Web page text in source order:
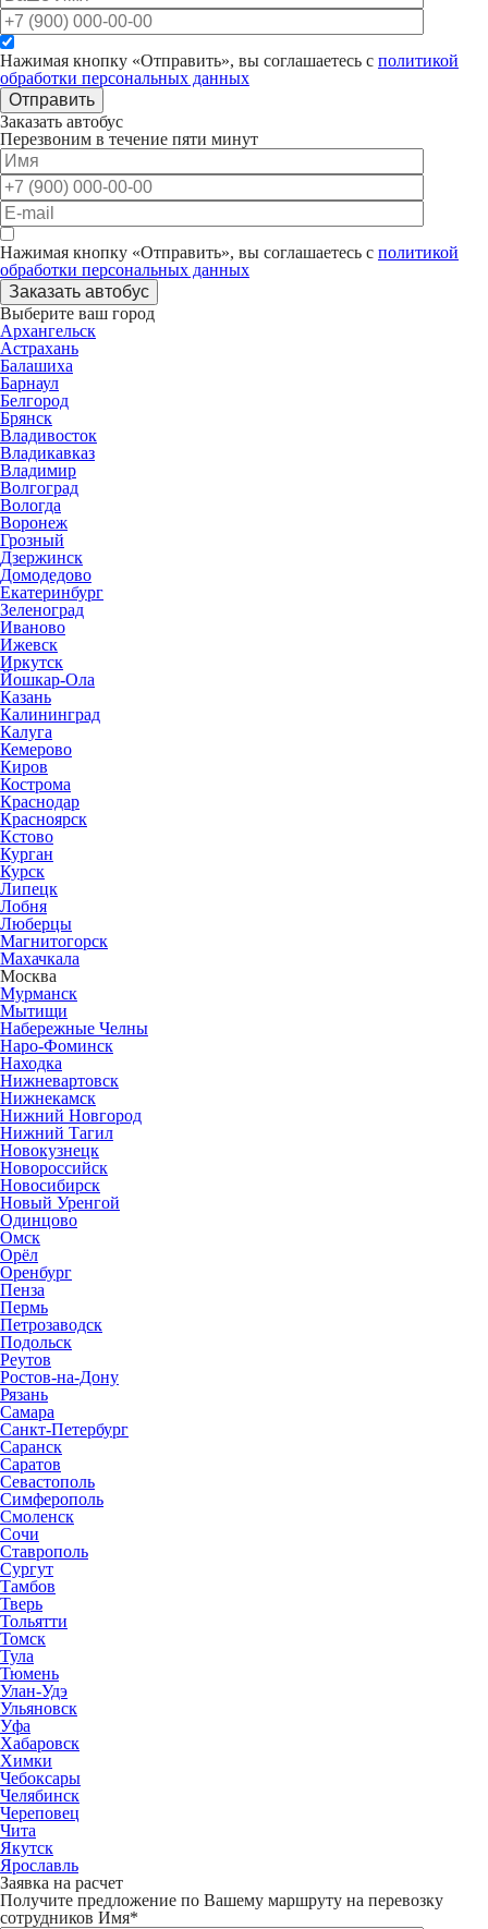
Нажимая кнопку «Отправить», вы соглашаетесь с политикой
обработки персональных данных
Отправить
Заказать автобус
Перезвоним в течение пяти минут
Нажимая кнопку «Отправить», вы соглашаетесь с политикой
обработки персональных данных
Заказать автобус
Выберите ваш город
Архангельск
Астрахань
Балашиха
Барнаул
Белгород
Брянск
Владивосток
Владикавказ
Владимир
Волгоград
Вологда
Воронеж
Грозный
Дзержинск
Домодедово
Екатеринбург
Зеленоград
Иваново
Ижевск
Иркутск
Йошкар-Ола
Казань
Калининград
Калуга
Кемерово
Киров
Кострома
Краснодар
Красноярск
Кстово
Курган
Курск
Липецк
Лобня
Люберцы
Магнитогорск
Махачкала
Москва
Мурманск
Мытищи
Набережные Челны
Наро-Фоминск
Находка
Нижневартовск
Нижнекамск
Нижний Новгород
Нижний Тагил
Новокузнецк
Новороссийск
Новосибирск
Новый Уренгой
Одинцово
Омск
Орёл
Оренбург
Пенза
Пермь
Петрозаводск
Подольск
Реутов
Ростов-на-Дону
Рязань
Самара
Санкт-Петербург
Саранск
Саратов
Севастополь
Симферополь
Смоленск
Сочи
Ставрополь
Сургут
Тамбов
Тверь
Тольятти
Томск
Тула
Тюмень
Улан-Удэ
Ульяновск
Уфа
Хабаровск
Химки
Чебоксары
Челябинск
Череповец
Чита
Якутск
Ярославль
Заявка на расчет
Получите предложение по Вашему маршруту на перевозку
сотрудников Имя*